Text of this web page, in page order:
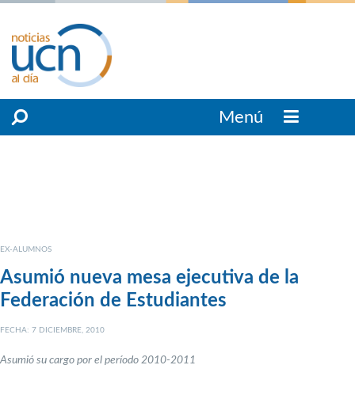
Menú
EX-ALUMNOS
Asumió nueva mesa ejecutiva de la
Federación de Estudiantes
FECHA: 7 DICIEMBRE, 2010
Asumió su cargo por el período 2010-2011